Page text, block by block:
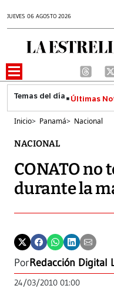
JUEVES 06 AGOSTO 2026
Últimas
Inicio> Panamá> Nacional
NACIONAL
CONATO no
durante la
PorRedacción Digital
24/03/2010 01:00